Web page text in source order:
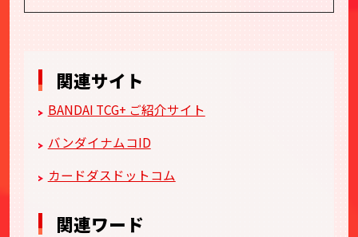
関連サイト
BANDAI TCG+ ご紹介サイト
バンダイナムコID
カードダスドットコム
関連ワード